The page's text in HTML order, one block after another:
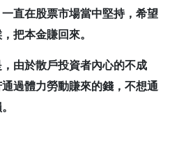
直在股票市場當中堅持，希望
把本金賺回來。
由於散戶投資者內心的不成
過體力勞動賺來的錢，不想通